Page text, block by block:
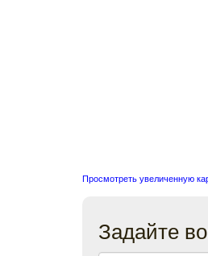
Просмотреть увеличенную
Задайте